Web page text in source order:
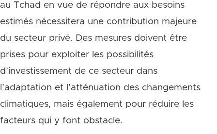
au Tchad en vue de répondre aux besoins
estimés nécessitera une contribution majeure
du secteur privé. Des mesures doivent être
prises pour exploiter les possibilités
d’investissement de ce secteur dans
l’adaptation et l’atténuation des changements
climatiques, mais également pour réduire les
facteurs qui y font obstacle.